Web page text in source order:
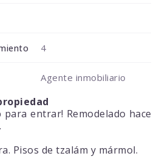
4
Agente inmobiliario
entrar! Remodelado hace
Pisos de tzalám y mármol.